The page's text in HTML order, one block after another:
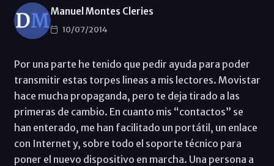
Manuel Montes Cleries
10/07/2014
Por una parte he tenido que pedir ayuda para poder
transmitir estas torpes lineas a mis lectores. Movistar
hace mucha propaganda, pero te deja tirado a las
primeras de cambio. En cuanto mis “contactos” se
han enterado, me han facilitado un portátil, un enlace
con Internet y, sobre todo el soporte técnico para
poner el nuevo dispositivo en marcha. Una persona a